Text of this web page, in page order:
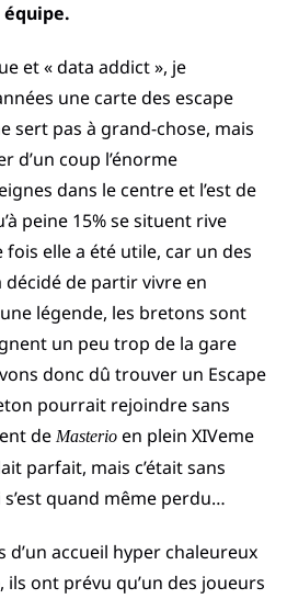
équipe.
et « data addict », je
une carte des escape
sert pas à grand-chose, mais
d’un coup l’énorme
dans le centre et l’est de
peine 15% se situent rive
elle a été utile, car un des
de partir vivre en
une légende, les bretons sont
un peu trop de la gare
donc dû trouver un Escape
pourrait rejoindre sans
de Masterio en plein XIVeme
parfait, mais c’était sans
quand même perdu…
accueil hyper chaleureux
, ils ont prévu qu’un des joueurs